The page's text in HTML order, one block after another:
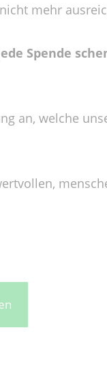
mehr
Spende
an, welche